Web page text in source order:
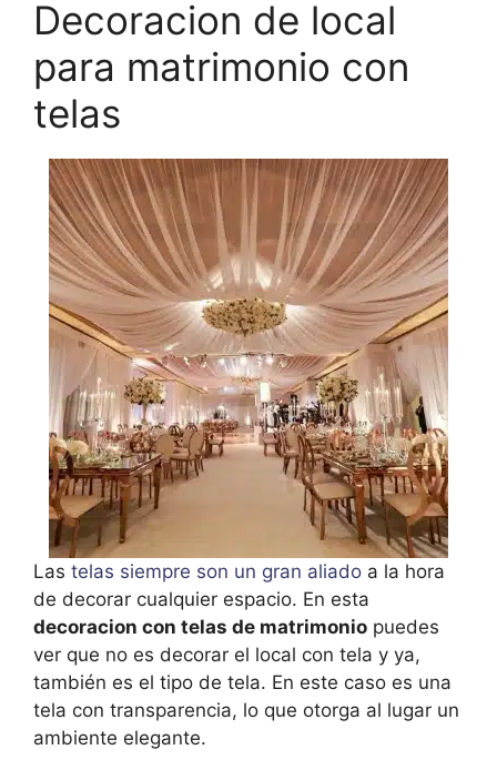
Decoracion de local
para matrimonio con
telas
Las telas siempre son un gran aliado a la hora
de decorar cualquier espacio. En esta
decoracion con telas de matrimonio puedes
ver que no es decorar el local con tela y ya,
también es el tipo de tela. En este caso es una
tela con transparencia, lo que otorga al lugar un
ambiente elegante.